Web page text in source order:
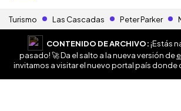
Turismo Las Cascadas Peter Parker
CONTENIDO DE ARCHIVO:¡Estás
pasado! 🚀 Da el salto a la nueva versión de
invitamos a visitar el nuevo portal país donde